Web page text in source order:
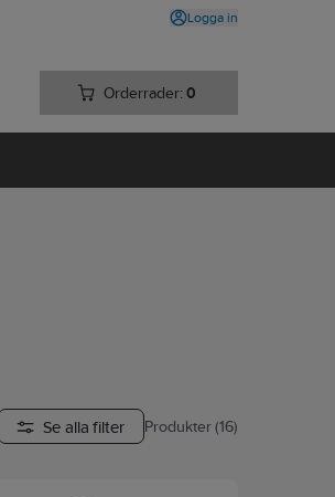
Logga in
Orderrader: 0
Se alla filter Produkter (16)